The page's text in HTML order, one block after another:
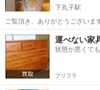
下丸子駅
ご覧頂き、ありがとうございま
いうメーカーになります。 宜
東京 大田区 下丸子駅
運べない家
状態が悪くて
プリフラ